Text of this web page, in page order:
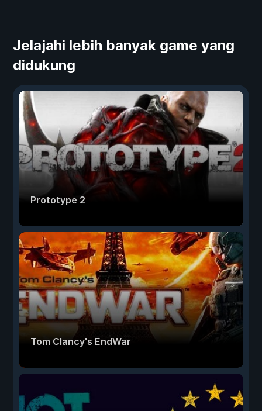
Jelajahi lebih banyak game yang
didukung
Prototype 2
Tom Clancy's EndWar